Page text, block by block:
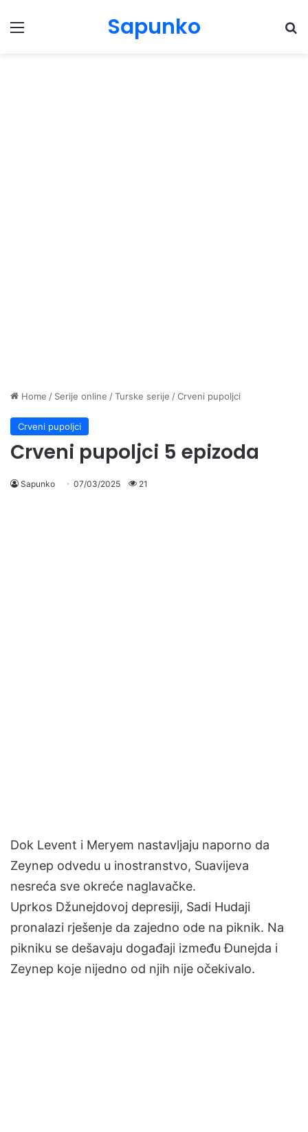
Menu Sapunko
Home / Serije online /Turske serije /Crveni pupoljci
Crveni pupoljci
Crveni pupoljci 5 epizoda
Sapunko 07/03/2025 21
Dok Levent i Meryem nastavljaju naporno da
Zeynep odvedu u inostranstvo, Suavijeva
nesreća sve okreće naglavačke.
Uprkos Džunejdovoj depresiji, Sadi Hudaji
pronalazi rješenje da zajedno ode na piknik. Na
pikniku se dešavaju događaji između Đunejda i
Zeynep koje nijedno od njih nije očekivalo.